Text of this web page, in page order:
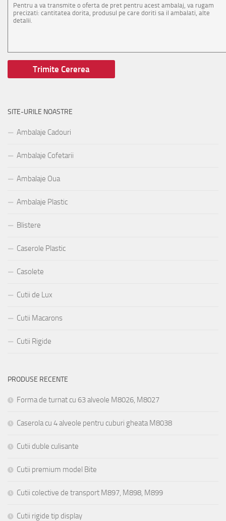
SITE-URILE NOASTRE
Ambalaje Cadouri
Ambalaje Cofetarii
Ambalaje Oua
Ambalaje Plastic
Blistere
Caserole Plastic
Casolete
Cutii de Lux
Cutii Macarons
Cutii Rigide
PRODUSE RECENTE
Forma de turnat cu 63 alveole M8026, M8027
Caserola cu 4 alveole pentru cuburi gheata M8038
Cutii duble culisante
Cutii premium model Bite
Cutii colective de transport M897, M898, M899
Cutii rigide tip display